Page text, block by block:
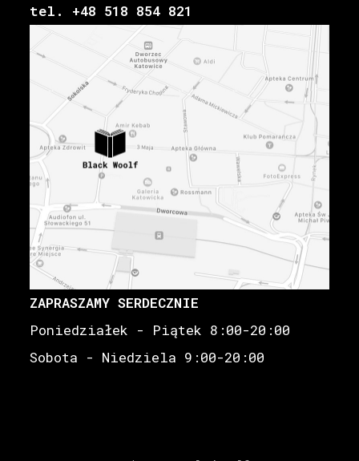
tel. +48 518 854 821
ZAPRASZAMY SERDECZNIE
Poniedziałek - Piątek 8:00-20:00
Sobota - Niedziela 9:00-20:00